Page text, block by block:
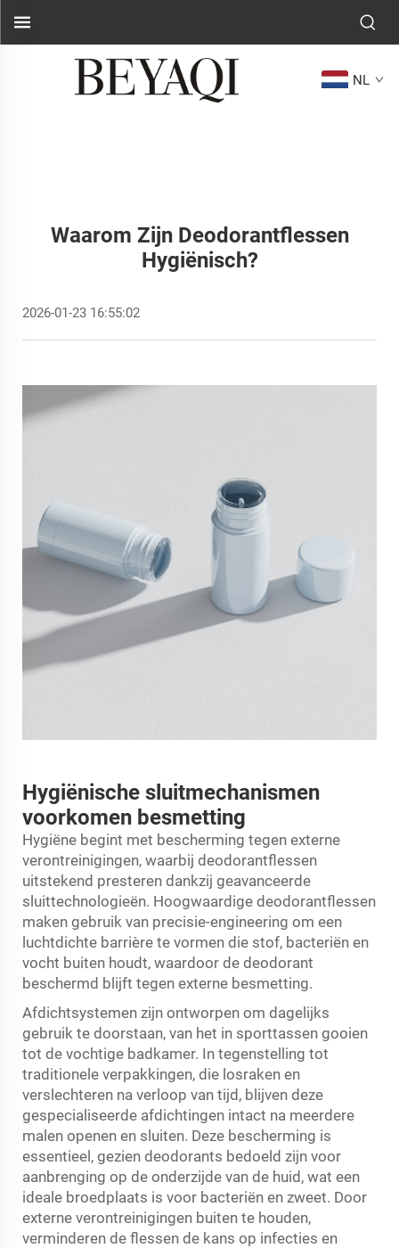
NL
Waarom Zijn Deodorantflessen
Hygiënisch?
2026-01-23 16:55:02
Hygiënische sluitmechanismen
voorkomen besmetting
Hygiëne begint met bescherming tegen externe
verontreinigingen, waarbij deodorantflessen
uitstekend presteren dankzij geavanceerde
sluittechnologieën. Hoogwaardige deodorantflessen
maken gebruik van precisie-engineering om een
luchtdichte barrière te vormen die stof, bacteriën en
vocht buiten houdt, waardoor de deodorant
beschermd blijft tegen externe besmetting.
Afdichtsystemen zijn ontworpen om dagelijks
gebruik te doorstaan, van het in sporttassen gooien
tot de vochtige badkamer. In tegenstelling tot
traditionele verpakkingen, die losraken en
verslechteren na verloop van tijd, blijven deze
gespecialiseerde afdichtingen intact na meerdere
malen openen en sluiten. Deze bescherming is
essentieel, gezien deodorants bedoeld zijn voor
aanbrenging op de onderzijde van de huid, wat een
ideale broedplaats is voor bacteriën en zweet. Door
externe verontreinigingen buiten te houden,
verminderen de flessen de kans op infecties en